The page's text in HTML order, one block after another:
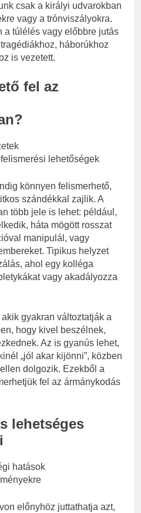
csak a királyi udvarokban
vagy a trónviszályokra.
a túlélés vagy előbbre jutás
háborúkhoz
is vezetett.
fel az
lehetőségek
könnyen felismerhető,
szándékkal zajlik. A
több jele is lehet: például,
háta mögött rosszat
manipulál, vagy
Tipikus helyzet
ahol egy kolléga
vagy akadályozza
gyakran változtatják a
hogy kivel beszélnek,
Az is gyanús lehet,
„jól akar kijönni”, közben
dolgozik. Ezekből a
fel az ármánykodás
lehetséges
hatások
előnyhöz juttathatja azt,